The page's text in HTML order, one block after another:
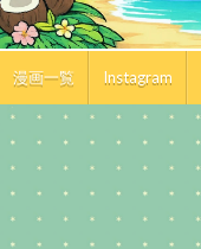
漫画一覧 Instagram